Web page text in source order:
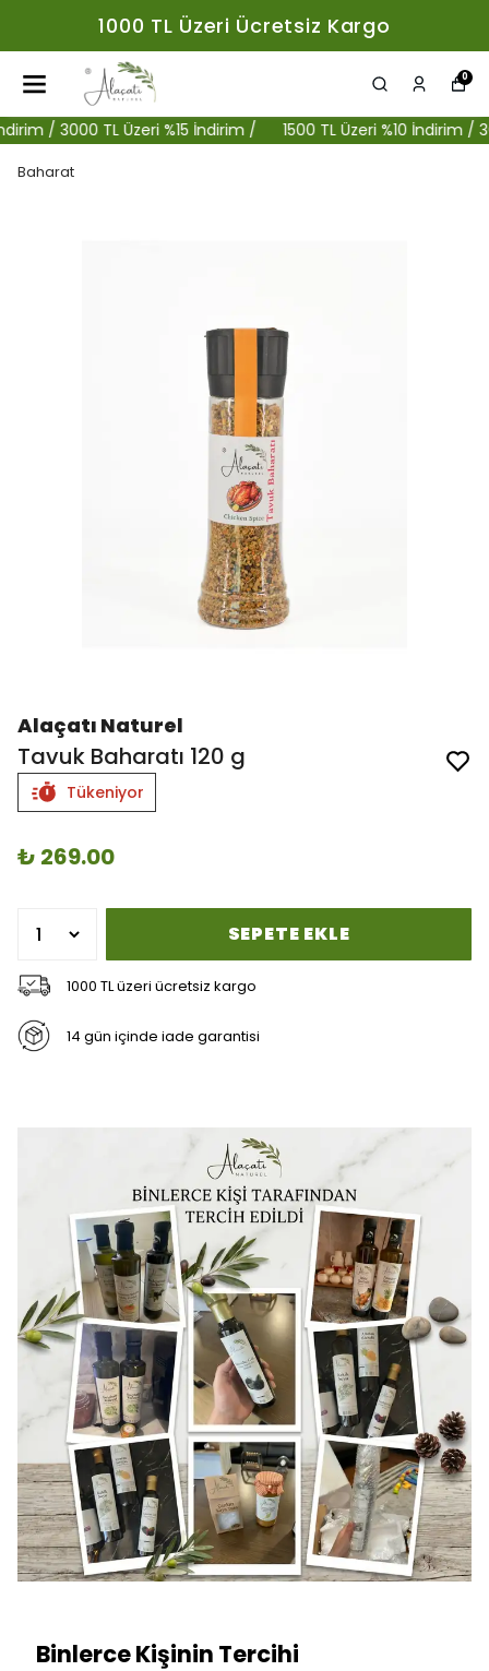
1000 TL Üzeri Ücretsiz Kargo
0
/ 3000 TL Üzeri %15 İndirim / 1500 TL Üzeri %10 İndirim /
Baharat
Alaçatı Naturel
Tavuk Baharatı 120 g
Tükeniyor
₺ 269.00
SEPETE EKLE
1000 TL üzeri ücretsiz kargo
14 gün içinde iade garantisi
Binlerce Kişinin Tercihi